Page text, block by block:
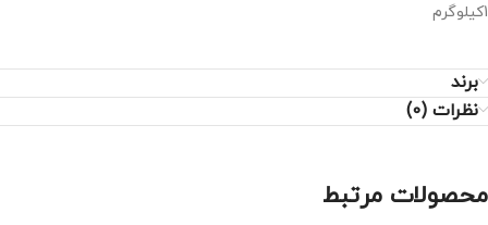
1کیلوگرم
برند
نظرات (0)
محصولات مرتبط